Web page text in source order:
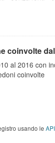
coinvolte
al 2016 con
coinvolte
usando le API